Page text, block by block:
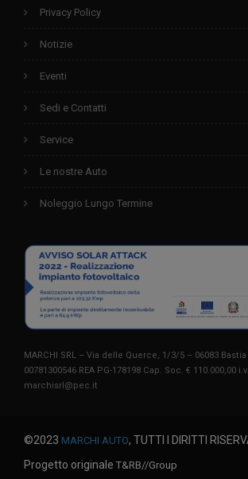
Privacy Policy
Notizie
Eventi
Sedi e Contatti
Service
Le nostre Auto
Noleggio Lungo Termine
MARCHI SRL – Via delle Querce, 1/3/5 – 06083
00781300546 REA PG-178198 Cap. Soc. € 110.000,00
marchisrl@pec.it
©2023 MARCHI AUTO, TUTTI I DIRITTI
Progetto originale T&RB//Group